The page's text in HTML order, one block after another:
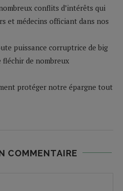
conflits d’intérêts qui
et médecins officiant dans nos
puissance corruptrice de big
fléchir de nombreux
protéger notre épargne tout
COMMENTAIRE